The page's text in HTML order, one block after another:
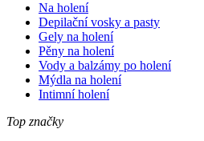
Na holení
Depilační vosky a pasty
Gely na holení
Pěny na holení
Vody a balzámy po holení
Mýdla na holení
Intimní holení
Top značky